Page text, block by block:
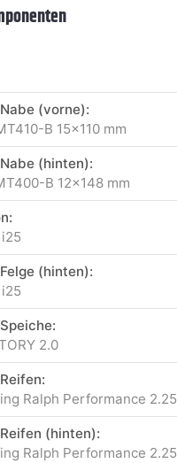
(vorne):
B 15x110 mm
(hinten):
B 12x148 mm
(hinten):
2.0
Ralph Performance 2.25
(hinten):
Ralph Performance 2.25